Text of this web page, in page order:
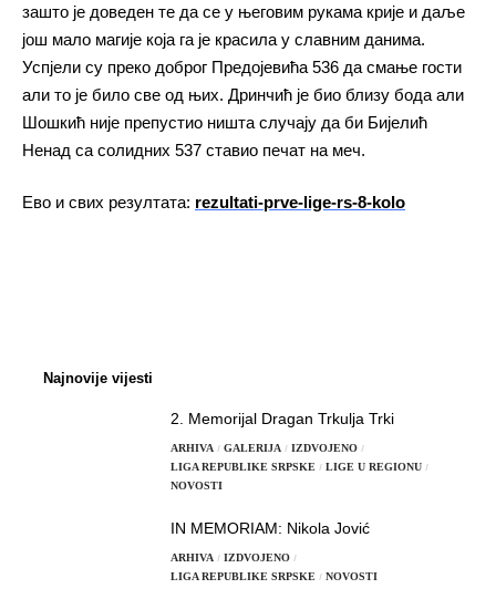
зашто је доведен те да се у његовим рукама крије и даље
још мало магије која га је красила у славним данима.
Успјели су преко доброг Предојевића 536 да смање гости
али то је било све од њих. Дринчић је био близу бода али
Шошкић није препустио ништа случају да би Бијелић
Ненад са солидних 537 ставио печат на меч.
Ево и свих резултата: rezultati-prve-lige-rs-8-kolo
Najnovije vijesti
2. Memorijal Dragan Trkulja Trki
ARHIVA GALERIJA
IZDVOJENO
LIGA REPUBLIKE SRPSKE
LIGE U REGIONU
NOVOSTI
IN MEMORIAM: Nikola Jović
ARHIVA
IZDVOJENO
LIGA REPUBLIKE SRPSKE
NOVOSTI